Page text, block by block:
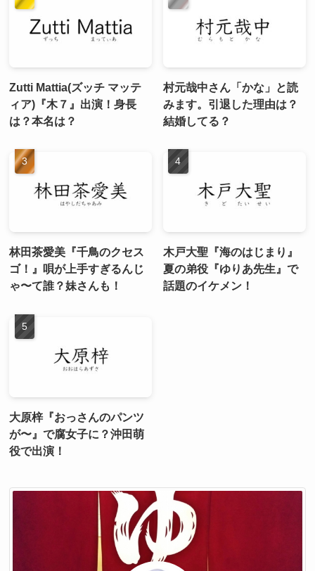
Zutti Mattia(ズッチ マッテ
ィア)『木７』出演！身長
は？本名は？
村元哉中さん「かな」と読
みます。引退した理由は？
結婚してる？
林田茶愛美『千鳥のクセス
ゴ！』唄が上手すぎるんじ
ゃ〜て誰？妹さんも！
木戸大聖『海のはじまり』
夏の弟役『ゆりあ先生』で
話題のイケメン！
大原梓『おっさんのパンツ
が〜』で腐女子に？沖田萌
役で出演！